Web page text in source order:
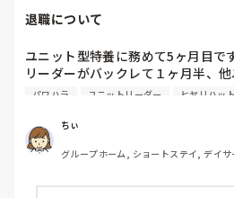
6月まで派遣で7月からパートにな
性に女性陰部はないので、扱いが分
も、私には無理で、していないです
性職員でも雑な方が居ますし、"え？
ますよ？笑
ただ、入ったばかりでお互いぶつか
います。
今回の場合、ユニットのやり方に
された方になるので、その先輩以外
の先輩との合わせ方を尋ねたり、
退職について
ユニット型特養に務めて5ヶ月目です
リーダーがバックレて１ヶ月半、
かたが１ヶ月。精神的にかなりきて
り熱が出たり頭が痛くなったりしま
このまま働いたら事故おこしそうで
退職日は変更出来るでしょうか？
パワハラ ユニットリーダー ヒヤリハット
ちぃ
グループホーム, ショートステイ, デイ